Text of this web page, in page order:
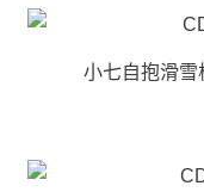
小七自抱滑雪